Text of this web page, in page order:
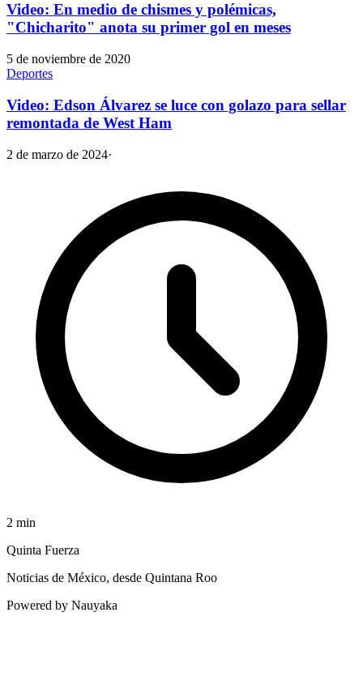
Video: En medio de chismes y polémicas,
"Chicharito" anota su primer gol en meses
5 de noviembre de 2020
Deportes
Video: Edson Álvarez se luce con golazo para sellar
remontada de West Ham
2 de marzo de 2024·
2 min
Quinta Fuerza
Noticias de México, desde Quintana Roo
Powered by Nauyaka